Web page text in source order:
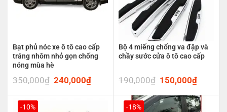
Bạt phủ nóc xe ô tô cao cấp
tráng nhôm nhỏ gọn chống
nóng mùa hè
350,000₫ Original
was:
240,000₫Current
is:
240,000₫.
Bộ 4 miếng chống va đập và
chầy sước cửa ô tô cao cấp
190,000₫ Original
was:
190,000₫.
150,000₫Current
is:
-10% -18%